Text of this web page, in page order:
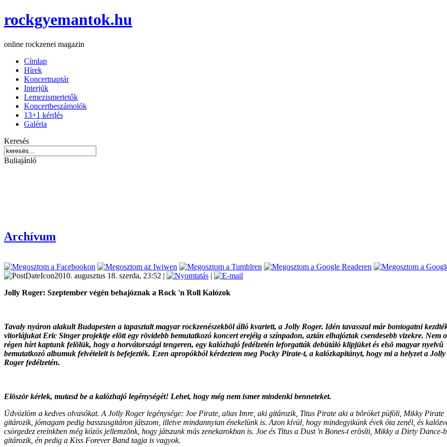
rockgyemantok.hu
online rockzenei magazin
Címlap
Hírek
Koncertnaptár
Interjúk
Lemezismertetők
Koncertbeszámolók
13+1 kérdés
Galéria
Keresés
Buliajánló
Archívum
2010. augusztus 18. szerda, 23:52 |
|
Jolly Roger: Szeptember végén behajóznak a Rock 'n Roll Kalózok
Tavaly nyáron alakult Budapesten a tapasztalt magyar rockzenészekbõl álló kvartett, a Jolly Roger. Idén tavasszal már bontogatni
vitorlájukat Eric Singer projektje elõtt egy rövidebb bemutatkozó koncert erejéig a színpadon, aztán elhajóztak csendesebb vizekre. Nem
régen hírt kaptunk felõlük, hogy a horvátországi tengeren, egy kalózhajó fedélzetén leforgatták debütáló klipjüket és elsõ magyar nyelvû
bemutatkozó albumuk felvételeit is befejezték. Ezen apropókból kérdeztem meg Pocky Pirate-t, a kalózkapitányt, hogy mi a helyzet a Jolly
Roger fedélzetén.
Elõször kérlek, mutasd be a kalózhajó legénységét! Lehet, hogy még nem ismer mindenki benneteket.
Üdvözlöm a kedves olvasókat. A Jolly Roger legénysége: Joe Pirate, alias Imre, aki gitározik, Titus Pirate aki a bõröket püföli, Mikky Pirate
gitározik, jómagam pedig basszusgitáron játszom, illetve mindannyian énekelünk is. Azon kívül, hogy mindegyikünk évek óta zenél, és
csörgedez ereinkben még közös jellemzõnk, hogy játszunk más zenekarokban is. Joe és Titus a Dust 'n Bones-t erõsíti, Mikky a Dirty Dance-
gitározik, én pedig a Kiss Forever Band tagja is vagyok.